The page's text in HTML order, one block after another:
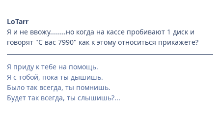
LoTarr
Я и не ввожу........но когда на кассе пробивают 1 диск и
говорят "С вас 7990" как к этому относиться прикажете?
Я приду к тебе на помощь.
Я с тобой, пока ты дышишь.
Было так всегда, ты помнишь.
Будет так всегда, ты слышишь?...